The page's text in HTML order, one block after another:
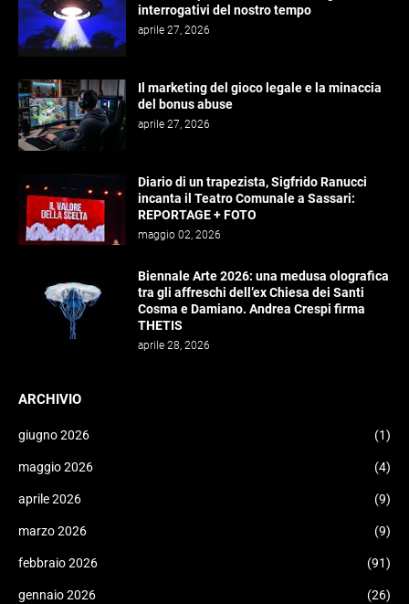
interrogativi del nostro tempo
aprile 27, 2026
Il marketing del gioco legale e la minaccia
del bonus abuse
aprile 27, 2026
Diario di un trapezista, Sigfrido Ranucci
incanta il Teatro Comunale a Sassari:
REPORTAGE + FOTO
maggio 02, 2026
Biennale Arte 2026: una medusa olografica
tra gli affreschi dell’ex Chiesa dei Santi
Cosma e Damiano. Andrea Crespi firma
THETIS
aprile 28, 2026
ARCHIVIO
giugno 2026 (1)
maggio 2026 (4)
aprile 2026 (9)
marzo 2026 (9)
febbraio 2026 (91)
gennaio 2026 (26)